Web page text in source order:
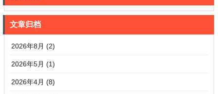
文章归档
2026年8月 (2)
2026年5月 (1)
2026年4月 (8)